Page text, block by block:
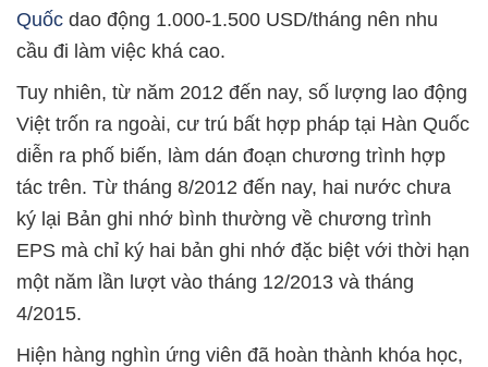
Quốc dao động 1.000-1.500 USD/tháng nên nhu
cầu đi làm việc khá cao.
Tuy nhiên, từ năm 2012 đến nay, số lượng lao động
Việt trốn ra ngoài, cư trú bất hợp pháp tại Hàn Quốc
diễn ra phố biến, làm dán đoạn chương trình hợp
tác trên. Từ tháng 8/2012 đến nay, hai nước chưa
ký lại Bản ghi nhớ bình thường về chương trình
EPS mà chỉ ký hai bản ghi nhớ đặc biệt với thời hạn
một năm lần lượt vào tháng 12/2013 và tháng
4/2015.
Hiện hàng nghìn ứng viên đã hoàn thành khóa học,